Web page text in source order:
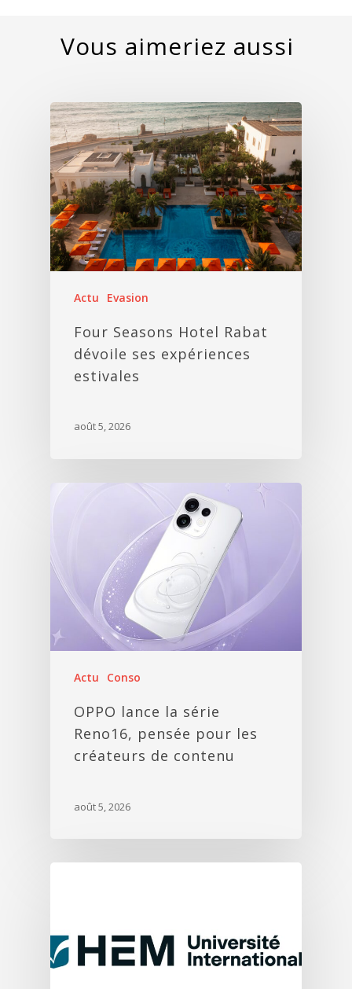
Actu Evasion
Four Seasons Hotel Rabat
dévoile ses expériences
estivales
août 5, 2026
Actu Conso
OPPO lance la série
Reno16, pensée pour les
créateurs de contenu
août 5, 2026